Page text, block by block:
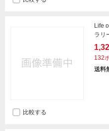
Life
ラリ
132
送料
比較する